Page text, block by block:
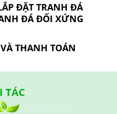
ĐẶT TRANH ĐÁ
ĐÁ ĐỐI XỨNG
THANH TOÁN
TÁC